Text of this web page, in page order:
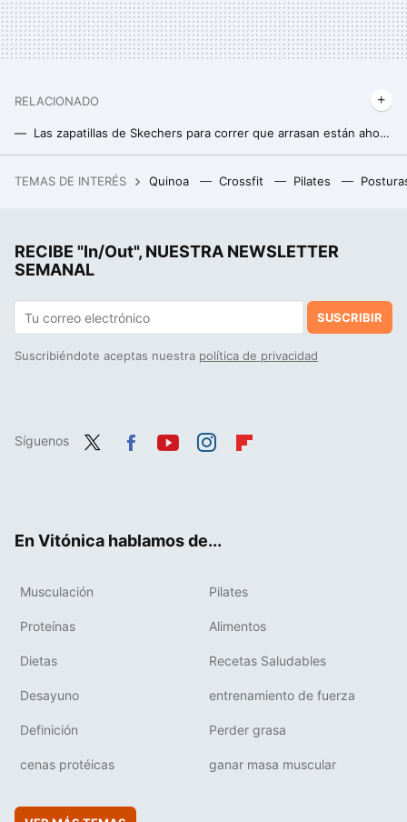
RELACIONADO
Las zapatillas de Skechers para correr que arrasan están ahora casi 30 euros más baratas
TEMAS DE INTERÉS Quinoa Crossfit Pilates
RECIBE "In/Out", NUESTRA NEWSLETTER
SEMANAL
SUSCRIBIR
Suscribiéndote aceptas nuestra política de privacidad
Síguenos
En Vitónica hablamos de...
Musculación Pilates
Proteínas Alimentos
Dietas Recetas Saludables
Desayuno entrenamiento de fuerza
Definición Perder grasa
cenas protéicas ganar masa muscular